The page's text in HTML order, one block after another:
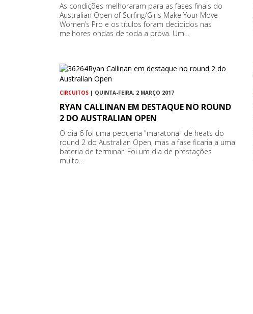
As condições melhoraram para as fases finais do
Australian Open of Surfing/Girls Make Your Move
Women’s Pro e os títulos foram decididos nas
melhores ondas de toda a prova. Um…
CIRCUITOS | QUINTA-FEIRA, 2 MARÇO 2017
RYAN CALLINAN EM DESTAQUE NO ROUND
2 DO AUSTRALIAN OPEN
O dia 6 foi uma pequena "maratona" de heats do
round 2 do Australian Open, mas a fase ficaria a uma
bateria de terminar. Foi um dia de prestações
muito…